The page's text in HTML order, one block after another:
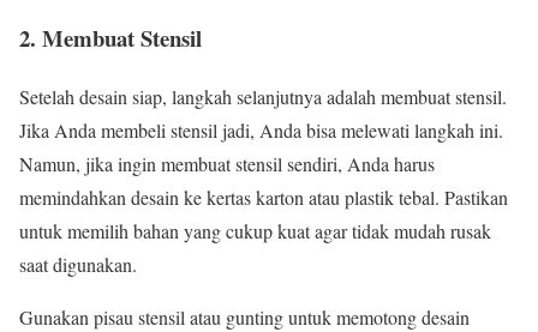
2. Membuat Stensil
Setelah desain siap, langkah selanjutnya adalah membuat stensil.
Jika Anda membeli stensil jadi, Anda bisa melewati langkah ini.
Namun, jika ingin membuat stensil sendiri, Anda harus
memindahkan desain ke kertas karton atau plastik tebal. Pastikan
untuk memilih bahan yang cukup kuat agar tidak mudah rusak
saat digunakan.
Gunakan pisau stensil atau gunting untuk memotong desain